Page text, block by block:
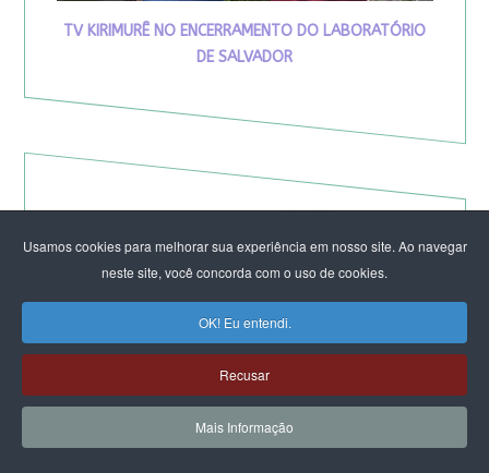
Usamos cookies para melhorar sua experiência em nosso site. Ao navegar
neste site, você concorda com o uso de cookies.
OK! Eu entendi.
Recusar
Mais Informação
TV KIRIMURÊ NO ENCERRAMENTO DO LABORATÓRIO
DE SALVADOR
Eleição de Erika Hilton para